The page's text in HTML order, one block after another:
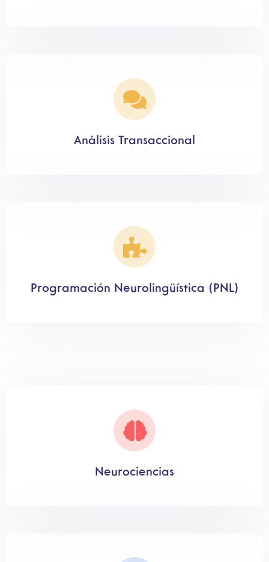
Análisis Transaccional
Programación Neurolingüística (PNL)
Neurociencias